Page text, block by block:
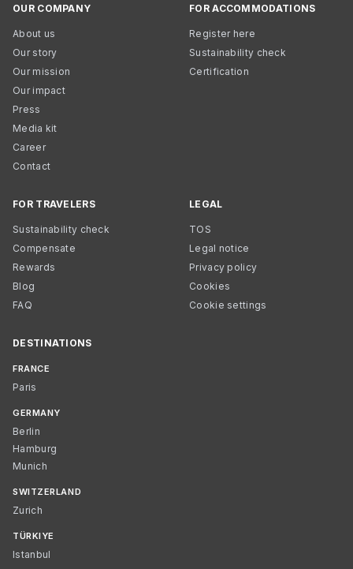
OUR COMPANY
About us
Our story
Our mission
Our impact
Press
Media kit
Career
Contact
FOR ACCOMMODATIONS
Register here
Sustainability check
Certification
FOR TRAVELERS
Sustainability check
Compensate
Rewards
Blog
FAQ
LEGAL
TOS
Legal notice
Privacy policy
Cookies
Cookie settings
DESTINATIONS
FRANCE
Paris
GERMANY
Berlin
Hamburg
Munich
SWITZERLAND
Zurich
TÜRKIYE
Istanbul